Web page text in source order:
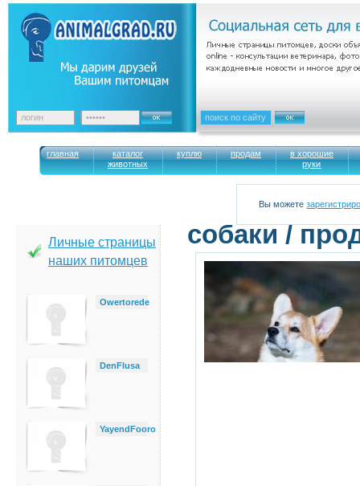
главная
каталог
животных
куплю продам
в хорошие
руки
Вы можете
Личные страницы
наших питомцев
Owertorede
DenFlusa
YayendFooro
cобаки /